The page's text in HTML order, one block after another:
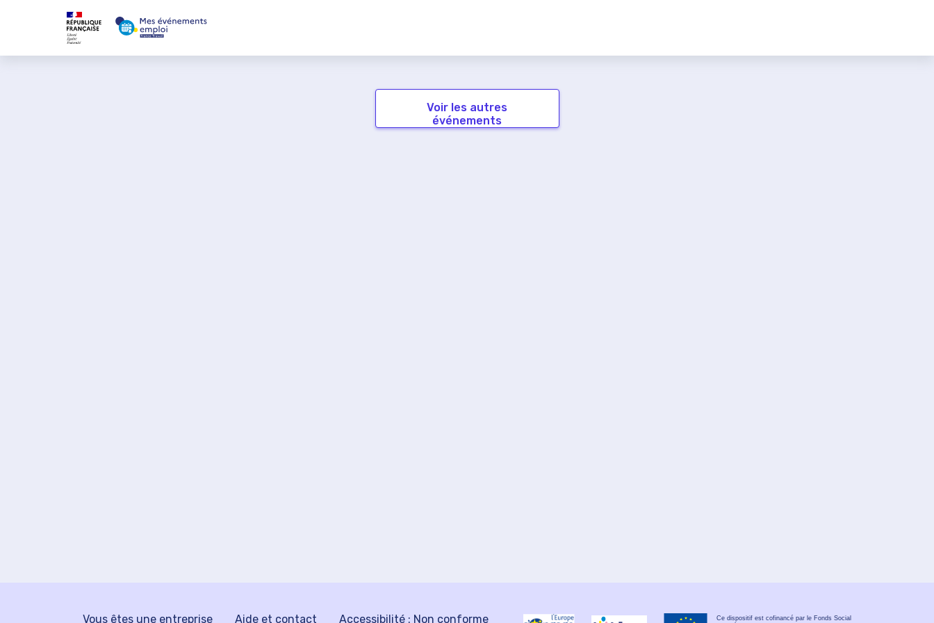
Voir les autres
événements
Vous êtes une entreprise Aide et contact Accessibilité : Non conforme
Ce dispositif est cofinancé par le Fonds Social